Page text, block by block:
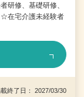
研修、基礎研修、
☆在宅介護未経験者
終了日： 2027/03/30